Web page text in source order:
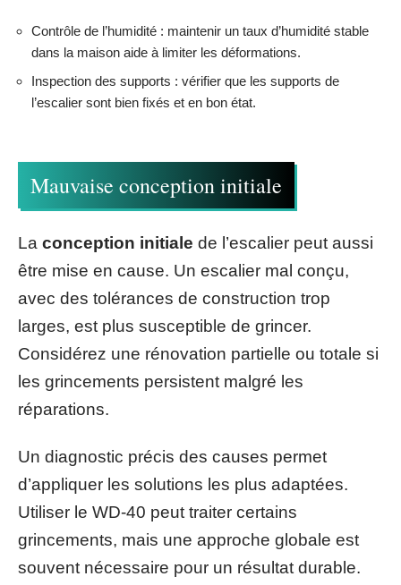
Contrôle de l’humidité : maintenir un taux d’humidité stable
dans la maison aide à limiter les déformations.
Inspection des supports : vérifier que les supports de
l’escalier sont bien fixés et en bon état.
Mauvaise conception initiale
La conception initiale de l’escalier peut aussi
être mise en cause. Un escalier mal conçu,
avec des tolérances de construction trop
larges, est plus susceptible de grincer.
Considérez une rénovation partielle ou totale si
les grincements persistent malgré les
réparations.
Un diagnostic précis des causes permet
d’appliquer les solutions les plus adaptées.
Utiliser le WD-40 peut traiter certains
grincements, mais une approche globale est
souvent nécessaire pour un résultat durable.